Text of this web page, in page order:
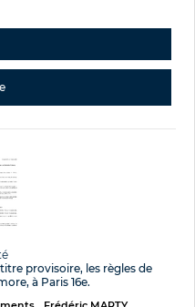
provisoire, les règles de
à Paris 16e.